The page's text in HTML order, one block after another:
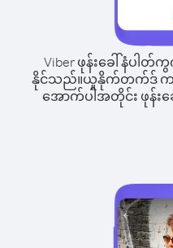
Viber ဖုန်းခေါ်နံပါတ်
နိုင်သည်။ယူနိုက်တက်ဒ် ကင်
အောက်ပါအတိုင်း ဖုန်းခေ